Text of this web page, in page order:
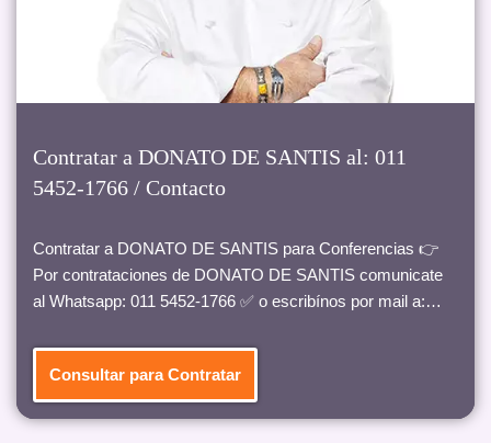
Contratar a DONATO DE SANTIS al: 011
5452-1766 / Contacto
Contratar a DONATO DE SANTIS para Conferencias 👉
Por contrataciones de DONATO DE SANTIS comunicate
al Whatsapp: 011 5452-1766 ✅ o escribínos por mail a:…
Consultar para Contratar